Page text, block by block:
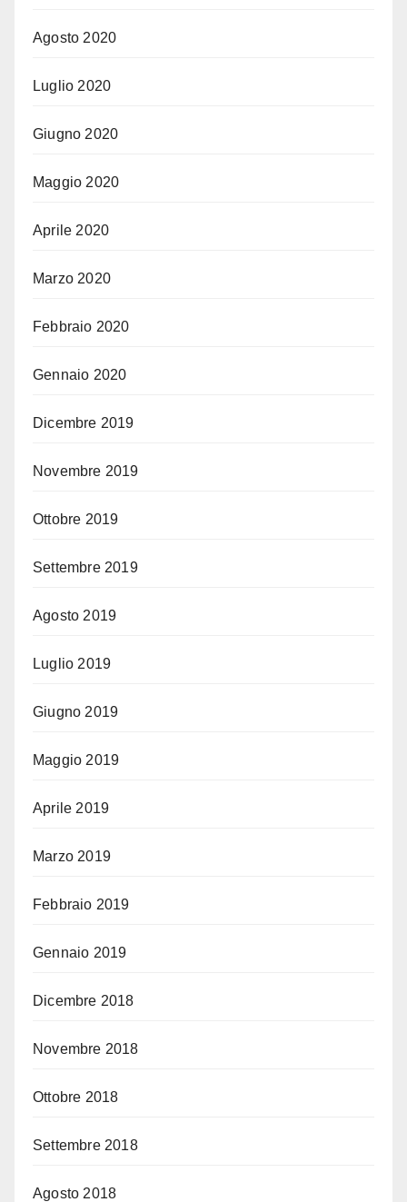
Agosto 2020
Luglio 2020
Giugno 2020
Maggio 2020
Aprile 2020
Marzo 2020
Febbraio 2020
Gennaio 2020
Dicembre 2019
Novembre 2019
Ottobre 2019
Settembre 2019
Agosto 2019
Luglio 2019
Giugno 2019
Maggio 2019
Aprile 2019
Marzo 2019
Febbraio 2019
Gennaio 2019
Dicembre 2018
Novembre 2018
Ottobre 2018
Settembre 2018
Agosto 2018